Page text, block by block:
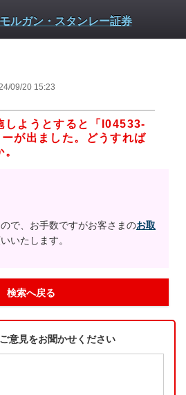
09/20 15:23
しようとすると「I04533-
が出ました。どうすれば
で、お手数ですがお客さまのお取
いたします。
検索へ戻る
意見をお聞かせください